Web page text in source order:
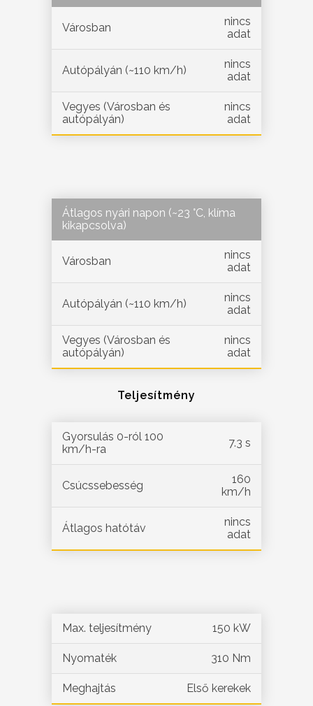
Városban
nincs
adat
Autópályán (~110 km/h)
nincs
adat
Vegyes (Városban és
autópályán)
nincs
adat
Átlagos nyári napon (~23 °C, klíma
kikapcsolva)
Városban
nincs
adat
Autópályán (~110 km/h)
nincs
adat
Vegyes (Városban és
autópályán)
nincs
adat
Teljesítmény
Gyorsulás 0-ról 100
km/h-ra
7.3 s
Csúcssebesség
160
km/h
Átlagos hatótáv
nincs
adat
Max. teljesítmény 150 kW
Nyomaték 310 Nm
Meghajtás Első kerekek